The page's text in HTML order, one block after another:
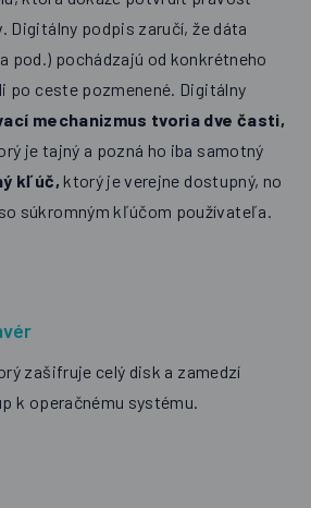
Digitálny podpis zaručí, že dáta
pod.) pochádzajú od konkrétneho
po ceste pozmenené. Digitálny
mechanizmus tvoria dve časti,
je tajný a pozná ho iba samotný
kľúč, ktorý je verejne dostupný, no
súkromným kľúčom používateľa.
zašifruje celý disk a zamedzí
k operačnému systému.